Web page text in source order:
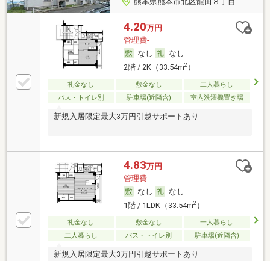
4.20万円
管理費-
なし
なし
2階 / 2K（33.54m2）
礼金なし 敷金なし
二人暮らし
バス・トイレ別
駐車場(近隣含) 室内洗濯機置き場
新規入居限定最大3万円引越サポートあり
4.83万円
管理費-
なし
なし
1階 / 1LDK（33.54m2）
礼金なし 敷金なし
一人暮らし
二人暮らし
バス・トイレ別 駐車場(近隣含)
新規入居限定最大3万円引越サポートあり